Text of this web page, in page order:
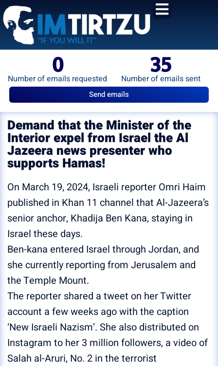
content
Number of emails requested
0
Number of emails sent
35
Send emails
Demand that the Minister of the
Interior expel from Israel the Al
Jazeera news presenter who
supports Hamas!
On March 19, 2024, Israeli reporter Omri Haim
published in Khan 11 channel that Al-Jazeera’s
senior anchor, Khadija Ben Kana, staying in
Israel these days.
Ben-kana entered Israel through Jordan, and
she currently reporting from Jerusalem and
the Temple Mount.
The reporter shared a tweet on her Twitter
account a few weeks ago with the caption
‘New Israeli Nazism’. She also distributed on
Instagram to her 3 million followers, a video of
Salah al-Aruri, No. 2 in the terrorist